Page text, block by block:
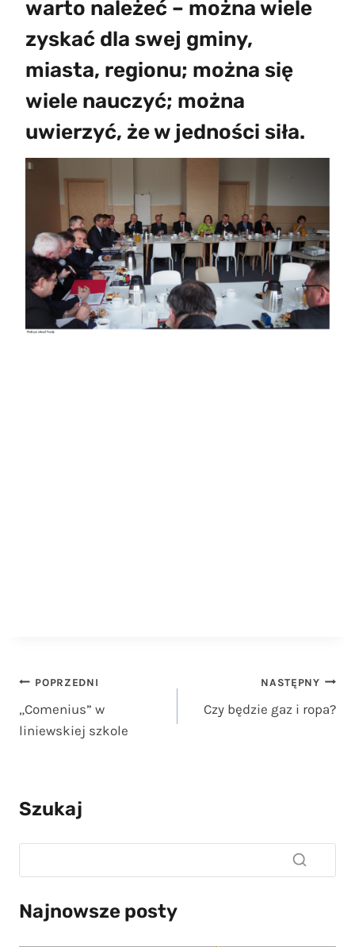
warto należeć – można wiele
zyskać dla swej gminy,
miasta, regionu; można się
wiele nauczyć; można
uwierzyć, że w jedności siła.
Nawigacja
wpisu
POPRZEDNI
„Comenius” w
liniewskiej szkole
NASTĘPNY
Czy będzie gaz i ropa?
Szukaj
Najnowsze posty